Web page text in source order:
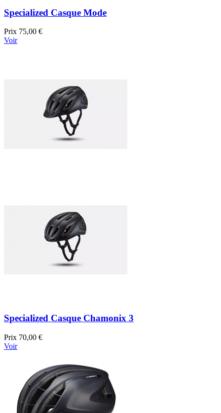
Specialized Casque Mode
Prix 75,00 €
Voir
Specialized Casque Chamonix 3
Prix 70,00 €
Voir